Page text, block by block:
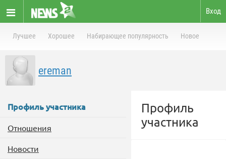
Вход
Лучшее Хорошее Набирающее популярность Новое
ereman
Профиль участника
Отношения
Новости
Профиль
участника